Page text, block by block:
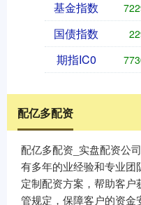
基金指数
国债指数
期指IC0
配亿多配资
配亿多配资_实盘配资公
有多年的业经验和专业团
定制配资方案，帮助客
管规定，保障客户的资金